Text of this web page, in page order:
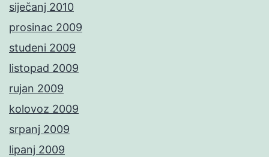
siječanj 2010
prosinac 2009
studeni 2009
listopad 2009
rujan 2009
kolovoz 2009
srpanj 2009
lipanj 2009